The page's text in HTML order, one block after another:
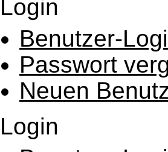
Login
Benutzer-
Passwort
Neuen
Login